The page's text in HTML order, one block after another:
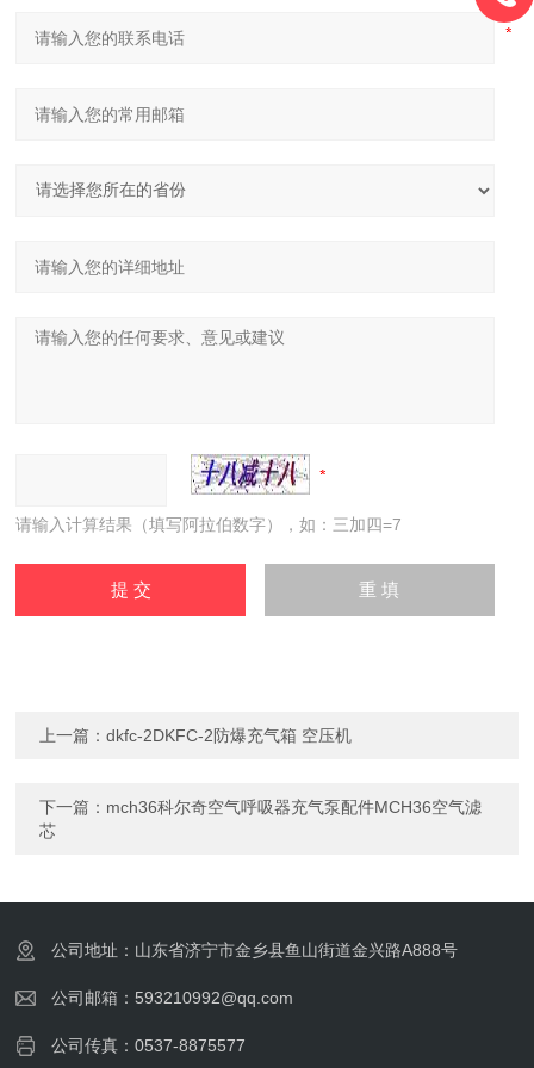
请输入计算结果（填写阿拉伯数字），如：三加四=7
上一篇：dkfc-2DKFC-2防爆充气箱 空压机
下一篇： mch36科尔奇空气呼吸器充气泵配件MCH36空气滤
芯
公司地址：山东省济宁市金乡县鱼山街道金兴路A888号
公司邮箱：593210992@qq.com
公司传真：0537-8875577